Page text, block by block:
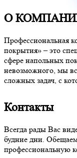
О
Профессиональная
покрытия» – это
сфере напольных
невозможного, мы
сложных задач, с
Контакты
Всегда рады Вас
будние дни.
профессиональную